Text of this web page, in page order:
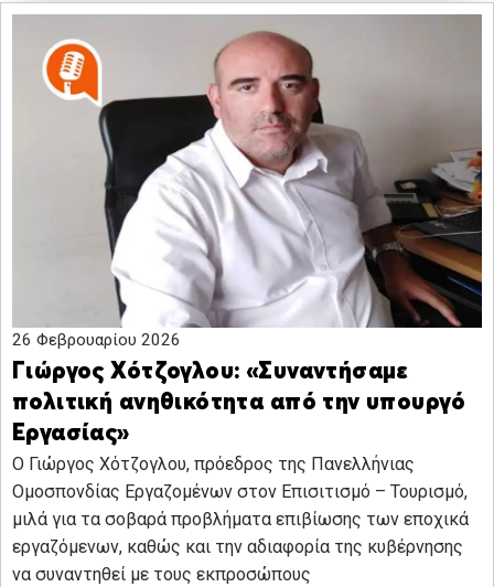
26 Φεβρουαρίου 2026
Γιώργος Χότζογλου: «Συναντήσαμε
πολιτική ανηθικότητα από την υπουργό
Εργασίας»
Ο Γιώργος Χότζογλου, πρόεδρος της Πανελλήνιας
Ομοσπονδίας Εργαζομένων στον Επισιτισμό – Τουρισμό,
μιλά για τα σοβαρά προβλήματα επιβίωσης των εποχικά
εργαζόμενων, καθώς και την αδιαφορία της κυβέρνησης
να συναντηθεί με τους εκπροσώπους